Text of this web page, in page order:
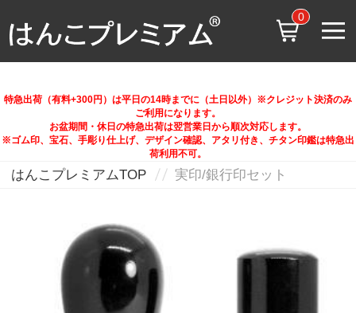
0
特急出荷（有料+300円）は平日の14時までに（土日以外）※クレジット決済のみ
ご利用になります。
お盆期間・休日の特急出荷は翌営業日から順次対応します。
※ゴム印、宝石、手彫り仕上げ、デザイン確認、アタリ付き、チタン印鑑は特急出
荷利用不可。
はんこプレミアムTOP 実印/銀行印セット